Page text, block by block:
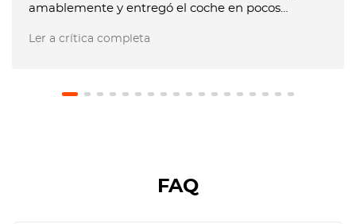
amablemente y entregó el coche en pocos
dijeron que me tenían que cobrar un extra, pero
el cargo. El coche estaba en perfecto estado.
Ler a crítica completa
FAQ